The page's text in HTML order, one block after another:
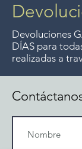
Devoluciones
DÍAS para
realizadas a